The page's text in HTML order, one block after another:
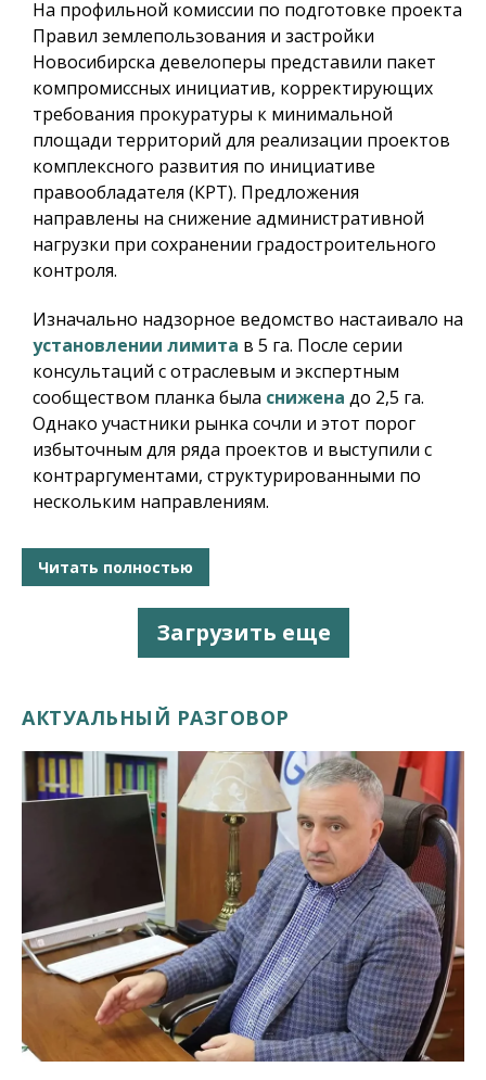
На профильной комиссии по подготовке проекта
Правил землепользования и застройки
Новосибирска девелоперы представили пакет
компромиссных инициатив, корректирующих
требования прокуратуры к минимальной
площади территорий для реализации проектов
комплексного развития по инициативе
правообладателя (КРТ). Предложения
направлены на снижение административной
нагрузки при сохранении градостроительного
контроля.
Изначально надзорное ведомство настаивало на
установлении лимита в 5 га. После серии
консультаций с отраслевым и экспертным
сообществом планка была снижена до 2,5 га.
Однако участники рынка сочли и этот порог
избыточным для ряда проектов и выступили с
контраргументами, структурированными по
нескольким направлениям.
Читать полностью
Загрузить еще
АКТУАЛЬНЫЙ РАЗГОВОР